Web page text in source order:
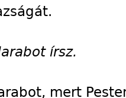
írsz.
mert